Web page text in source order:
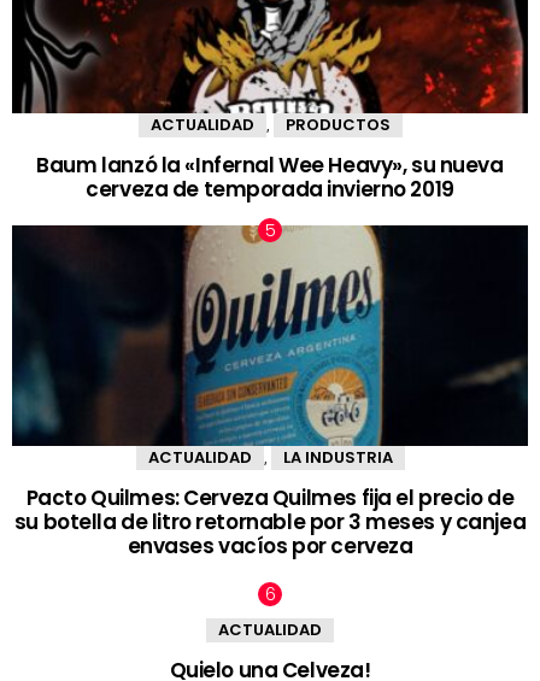
ACTUALIDAD PRODUCTOS
Baum lanzó la «Infernal Wee Heavy», su nueva
cerveza de temporada invierno 2019
ACTUALIDAD LA INDUSTRIA
Pacto Quilmes: Cerveza Quilmes fija el precio de
su botella de litro retornable por 3 meses y canjea
envases vacíos por cerveza
ACTUALIDAD
Quielo una Celveza!